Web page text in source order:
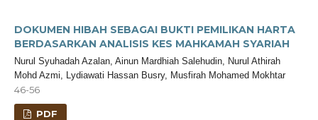
DOKUMEN HIBAH SEBAGAI BUKTI PEMILIKAN HARTA
BERDASARKAN ANALISIS KES MAHKAMAH SYARIAH
Nurul Syuhadah Azalan, Ainun Mardhiah Salehudin, Nurul Athirah
Mohd Azmi, Lydiawati Hassan Busry, Musfirah Mohamed Mokhtar
46-56
PDF